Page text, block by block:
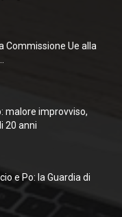
Commissione Ue alla
malore improvviso,
20 anni
e Po: la Guardia di